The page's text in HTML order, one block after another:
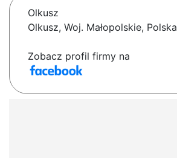
Olkusz
Olkusz, Woj. Małopolskie, Polska
Zobacz profil firmy na